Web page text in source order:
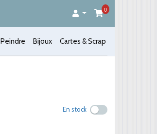
0
Peindre Bijoux Cartes & Scrap
En stock